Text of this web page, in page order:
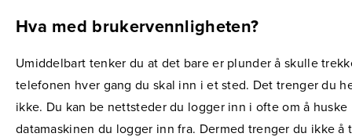
Hva med brukervennligheten?
Umiddelbart tenker du at det bare er plunder å skulle
telefonen hver gang du skal inn i et sted. Det trenger du
ikke. Du kan be nettsteder du logger inn i ofte om å huske
datamaskinen du logger inn fra. Dermed trenger du ikke å